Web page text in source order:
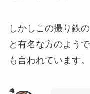
しかしこの撮り鉄
と有名な方のよう
も言われています。